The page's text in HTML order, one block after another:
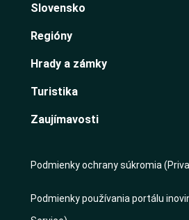
Slovensko
Regióny
Hrady a zámky
Turistika
Zaujímavosti
Podmienky ochrany súkromia
Podmienky používania portálu